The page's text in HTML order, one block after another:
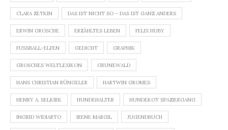
CLARA ZETKIN DAS IST NICHT SO – DAS IST GANZ ANDERS
ERWIN GROSCHE ERZÄHLTES LEBEN FELIX HUBY
FUSSBALL-ELFEN GEDICHT GRAPHIK
GROSCHES WELTLEXIKON GRUNEWALD
HANS CHRISTIAN RÜNGELER HARTWIN GROMES
HENRY A. SELKIRK HUNDEHALTER HUNDEKOT SPAZIERGANG
INGRID WIDIARTO IRENE MARGIL JUGENDBUCH